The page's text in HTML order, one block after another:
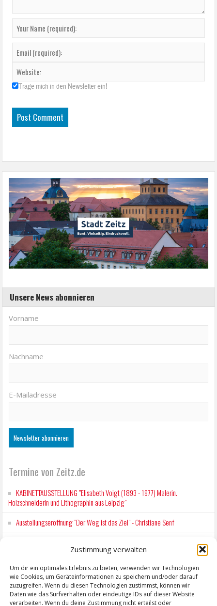
Zustimmung verwalten
Um dir ein optimales Erlebnis zu bieten, verwenden wir Technologien
wie Cookies, um Geräteinformationen zu speichern und/oder darauf
zuzugreifen. Wenn du diesen Technologien zustimmst, können wir
Daten wie das Surfverhalten oder eindeutige IDs auf dieser Website
verarbeiten. Wenn du deine Zustimmung nicht erteilst oder
Trage mich in den Newsletter ein!
Unsere News abonnieren
Vorname
Nachname
E-Mailadresse
Termine von Zeitz.de
KABINETTAUSSTELLUNG "Elisabeth Voigt (1893 - 1977) Malerin.
Holzschneiderin und Lithographin aus Leipzig"
Ausstellungseröffnung "Der Weg ist das Ziel" - Christiane Senf
Kunstfest Zeitz